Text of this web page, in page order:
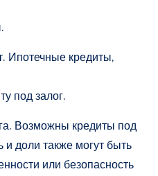
Ипотечные кредиты,
под залог.
Возможны кредиты под
и доли также могут быть
или безопасность